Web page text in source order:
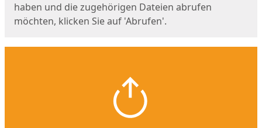
haben und die zugehörigen Dateien abrufen
möchten, klicken Sie auf 'Abrufen'.